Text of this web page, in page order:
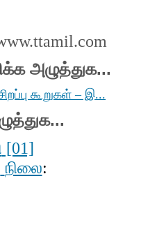
அழுத்துக...
கூறுகள் – இ...
...
[01]
நிலை: